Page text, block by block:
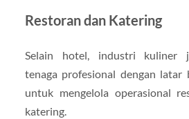
Restoran dan Katering
Selain hotel, industri kuliner
tenaga profesional dengan latar
untuk mengelola operasional
katering.